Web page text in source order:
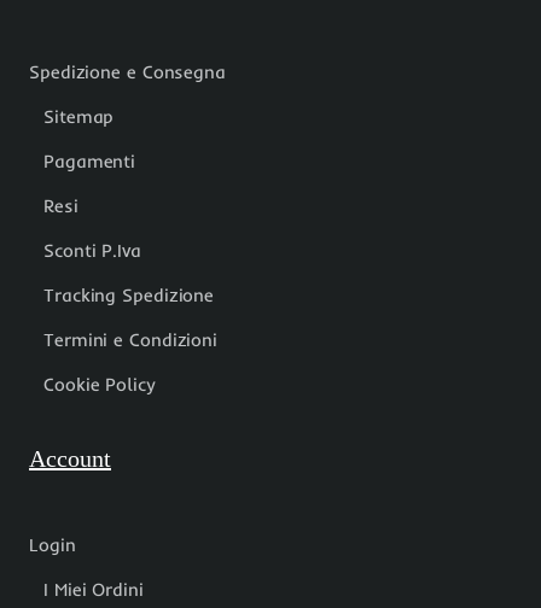
Spedizione e Consegna
Sitemap
Pagamenti
Resi
Sconti P.Iva
Tracking Spedizione
Termini e Condizioni
Cookie Policy
Account
Login
I Miei Ordini